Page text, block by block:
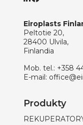
Eiroplasts
Peltotie 20,
28400 Ulvila,
Finlandia
Mob. tel.: +358
E-mail:
Produkty